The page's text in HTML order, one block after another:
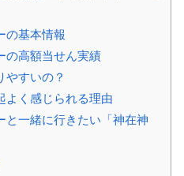
の基本情報
の高額当せん実績
やすいの？
よく感じられる理由
と一緒に行きたい「神在神